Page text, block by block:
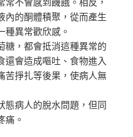
內的酮體積聚，從而產生
異常歡欣感。
糖，都會抵消這種異常的
還會造成嘔吐、食物進入
苦掙扎等後果，使病人無
態病人的脫水問題，但同
痛。